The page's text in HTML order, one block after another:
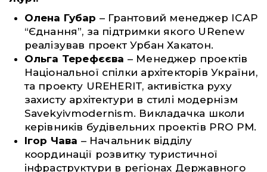
Олена Губар – Грантовий менеджер ІСАР
“Єднання”, за підтримки якого URenew
реалізував проект Урбан Хакатон.
Ольга Терефєєва – Менеджер проектів
Національної спілки архітекторів України,
та проекту UREHERIT, активістка руху
захисту архітектури в стилі модернізм
Savekyivmodernism. Викладачка школи
керівників будівельних проектів PRO PM.
Ігор Чава – Начальник відділу
координації розвитку туристичної
інфраструктури в регіонах Державного